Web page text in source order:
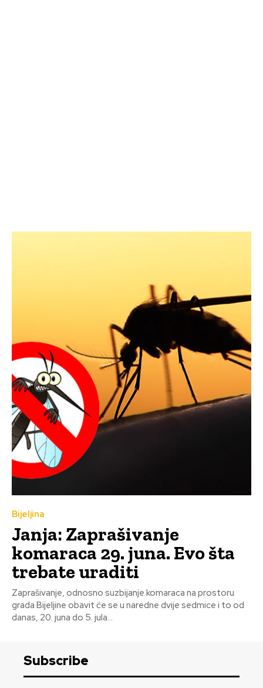
Bijeljina
Janja: Zaprašivanje
komaraca 29. juna. Evo šta
trebate uraditi
Zaprašivanje, odnosno suzbijanje komaraca na prostoru
grada Bijeljine obavit će se u naredne dvije sedmice i to od
danas, 20. juna do 5. jula...
Subscribe